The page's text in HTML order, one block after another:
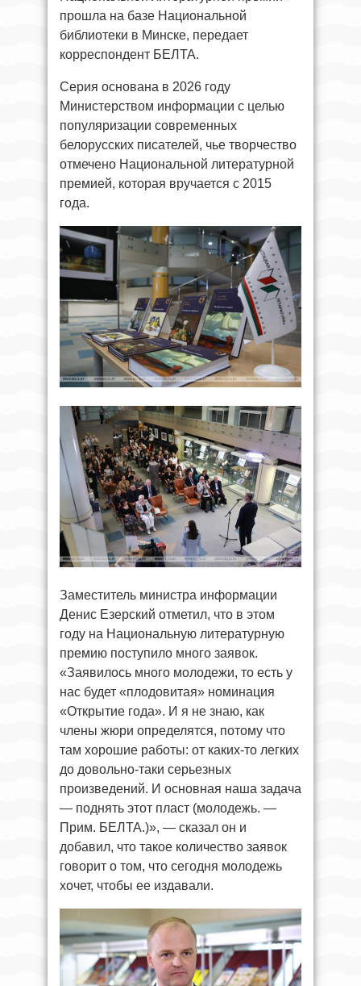
прошла на базе Национальной
библиотеки в Минске, передает
корреспондент БЕЛТА.
Серия основана в 2026 году
Министерством информации с целью
популяризации современных
белорусских писателей, чье творчество
отмечено Национальной литературной
премией, которая вручается с 2015
года.
Заместитель министра информации
Денис Езерский отметил, что в этом
году на Национальную литературную
премию поступило много заявок.
«Заявилось много молодежи, то есть у
нас будет «плодовитая» номинация
«Открытие года». И я не знаю, как
члены жюри определятся, потому что
там хорошие работы: от каких-то легких
до довольно-таки серьезных
произведений. И основная наша задача
— поднять этот пласт (молодежь. —
Прим. БЕЛТА.)», — сказал он и
добавил, что такое количество заявок
говорит о том, что сегодня молодежь
хочет, чтобы ее издавали.